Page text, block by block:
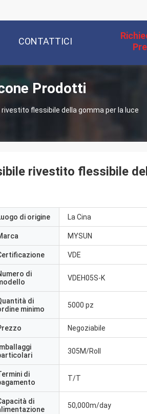
CONTATTICI
Prodotti
flessibile della gomma per la luce
rivestito flessibile
di origine La Cina
MYSUN
VDE
di
VDEH05S-K
di
minimo
5000 pz
Negoziabile
Imballaggi
305M/Roll
di
T/T
di
50,000m/day